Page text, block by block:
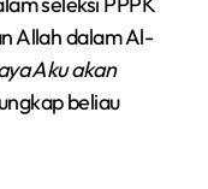
Allah dalam Al-
Aku akan
beliau